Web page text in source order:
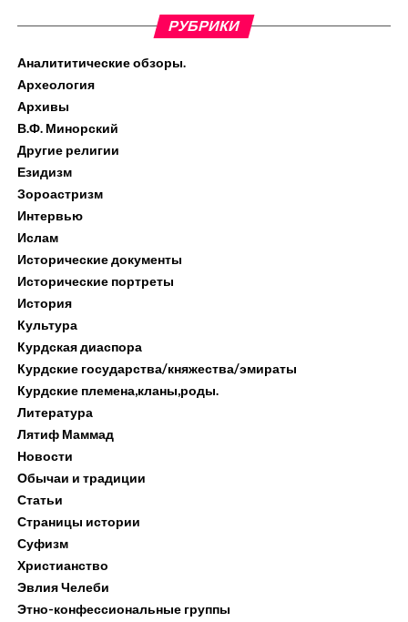
РУБРИКИ
Аналититические обзоры.
Археология
Архивы
В.Ф. Минорский
Другие религии
Езидизм
Зороастризм
Интервью
Ислам
Исторические документы
Исторические портреты
История
Культура
Курдская диаспора
Курдские государства/княжества/эмираты
Курдские племена,кланы,роды.
Литература
Лятиф Маммад
Новости
Обычаи и традиции
Статьи
Страницы истории
Суфизм
Христианство
Эвлия Челеби
Этно-конфессиональные группы